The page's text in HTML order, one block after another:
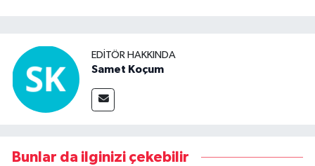
EDITÖR HAKKINDA
Samet Koçum
Bunlar da ilginizi çekebilir